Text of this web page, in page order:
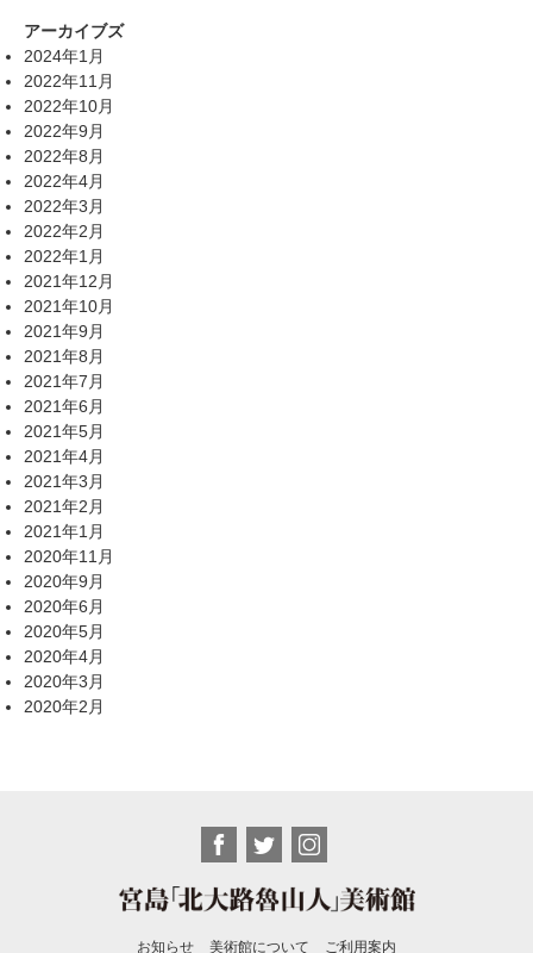
アーカイブズ
2024年1月
2022年11月
2022年10月
2022年9月
2022年8月
2022年4月
2022年3月
2022年2月
2022年1月
2021年12月
2021年10月
2021年9月
2021年8月
2021年7月
2021年6月
2021年5月
2021年4月
2021年3月
2021年2月
2021年1月
2020年11月
2020年9月
2020年6月
2020年5月
2020年4月
2020年3月
2020年2月
お知らせ 美術館について ご利用案内